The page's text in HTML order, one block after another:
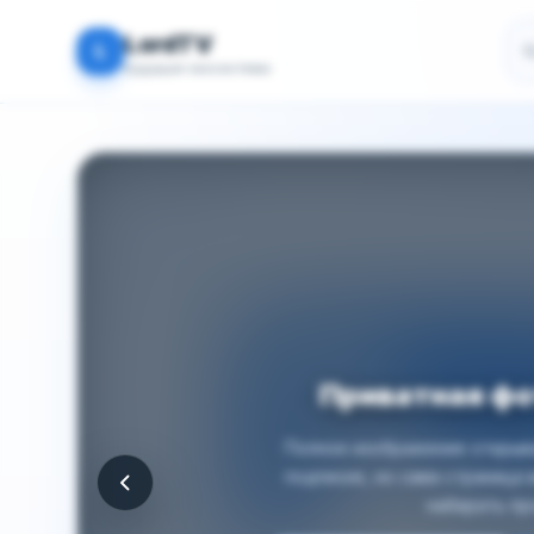
L LordTV
Будущая экосистема
Приватная
Полное изображение
подписке, но сама страница
набирать